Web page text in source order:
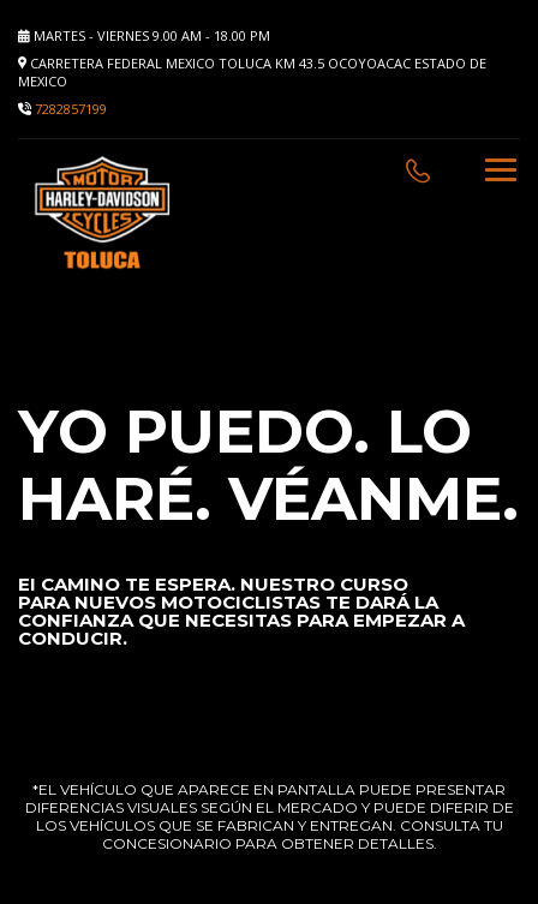
MARTES - VIERNES 9.00 AM - 18.00 PM
CARRETERA FEDERAL MEXICO TOLUCA KM 43.5 OCOYOACAC ESTADO DE
MEXICO
7282857199
YO PUEDO. LO
HARÉ. VÉANME.
EI CAMINO TE ESPERA. NUESTRO CURSO
PARA NUEVOS MOTOCICLISTAS TE DARÁ LA
CONFIANZA QUE NECESITAS PARA EMPEZAR A
CONDUCIR.
*EL VEHÍCULO QUE APARECE EN PANTALLA PUEDE PRESENTAR
DIFERENCIAS VISUALES SEGÚN EL MERCADO Y PUEDE DIFERIR DE
LOS VEHÍCULOS QUE SE FABRICAN Y ENTREGAN. CONSULTA TU
CONCESIONARIO PARA OBTENER DETALLES.